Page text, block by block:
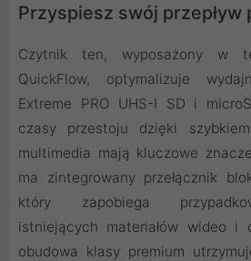
Przyspiesz swój przepływ
Czytnik ten, wyposażony w
QuickFlow, optymalizuje
Extreme PRO UHS-I SD i
czasy przestoju dzięki
multimedia mają kluczowe
ma zintegrowany przełącznik
który zapobiega
istniejących materiałów wideo i
obudowa klasy premium